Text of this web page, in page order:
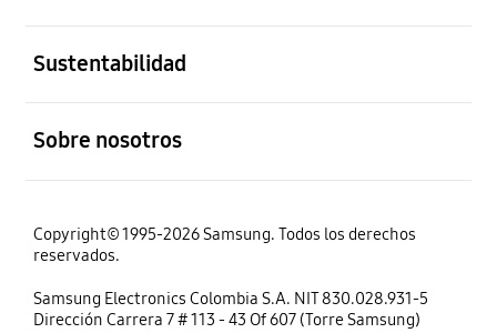
Sustentabilidad
Sobre nosotros
Copyright© 1995-2026 Samsung. Todos los derechos
reservados.
Samsung Electronics Colombia S.A. NIT 830.028.931-5
Dirección Carrera 7 # 113 - 43 Of 607 (Torre Samsung)